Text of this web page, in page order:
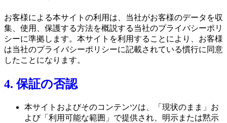
お客様による本サイトの利用は、当社がお客様のデータを収
集、使用、保護する方法を概説する当社のプライバシーポリ
シーに準拠します。本サイトを利用することにより、お客様
は当社のプライバシーポリシーに記載されている慣行に同意
したことになります。
4. 保証の否認
本サイトおよびそのコンテンツは、「現状のまま」お
よび「利用可能な範囲」で提供され、明示または黙示